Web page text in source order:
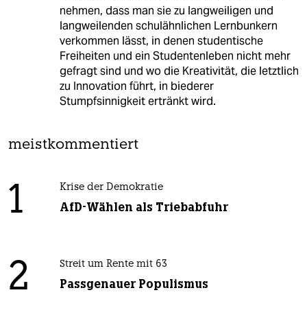
nehmen, dass man sie zu langweiligen und
langweilenden schulähnlichen Lernbunkern
verkommen lässt, in denen studentische
Freiheiten und ein Studentenleben nicht mehr
gefragt sind und wo die Kreativität, die letztlich
zu Innovation führt, in biederer
Stumpfsinnigkeit ertränkt wird.
meistkommentiert
1 Krise der Demokratie
AfD-Wählen als Triebabfuhr
2 Streit um Rente mit 63
Passgenauer Populismus